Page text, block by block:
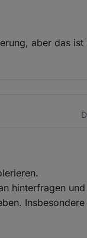
aber das
hinterfragen